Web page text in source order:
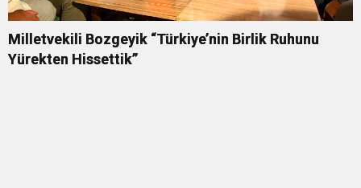
Milletvekili Bozgeyik “Türkiye’nin Birlik Ruhunu
Yürekten Hissettik”